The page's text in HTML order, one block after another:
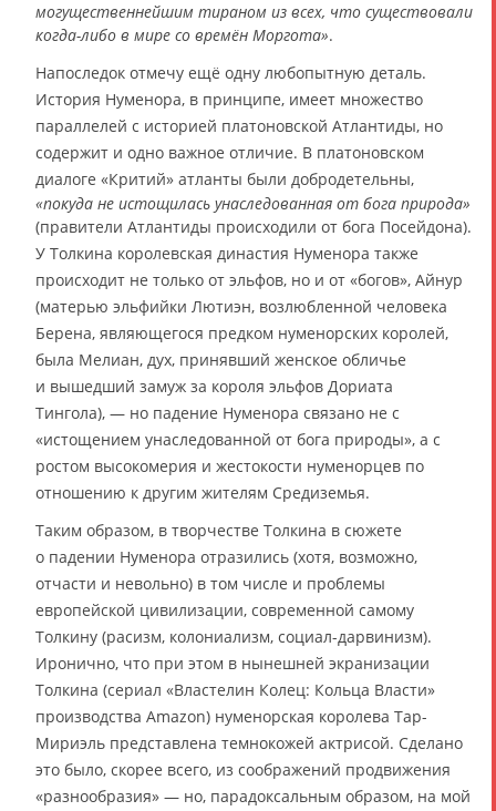
могущественнейшим тираном из всех, что существовали
когда-либо в мире со времён Моргота».
Напоследок отмечу ещё одну любопытную деталь.
История Нуменора, в принципе, имеет множество
параллелей с историей платоновской Атлантиды, но
содержит и одно важное отличие. В платоновском
диалоге «Критий» атланты были добродетельны,
«покуда не истощилась унаследованная от бога природа»
(правители Атлантиды происходили от бога Посейдона).
У Толкина королевская династия Нуменора также
происходит не только от эльфов, но и от «богов», Айнур
(матерью эльфийки Лютиэн, возлюбленной человека
Берена, являющегося предком нуменорских королей,
была Мелиан, дух, принявший женское обличье
и вышедший замуж за короля эльфов Дориата
Тингола), — но падение Нуменора связано не с
«истощением унаследованной от бога природы», а с
ростом высокомерия и жестокости нуменорцев по
отношению к другим жителям Средиземья.
Таким образом, в творчестве Толкина в сюжете
о падении Нуменора отразились (хотя, возможно,
отчасти и невольно) в том числе и проблемы
европейской цивилизации, современной самому
Толкину (расизм, колониализм, социал-дарвинизм).
Иронично, что при этом в нынешней экранизации
Толкина (сериал «Властелин Колец: Кольца Власти»
производства Amazon) нуменорская королева Тар-
Мириэль представлена темнокожей актрисой. Сделано
это было, скорее всего, из соображений продвижения
«разнообразия» — но, парадоксальным образом, на мой